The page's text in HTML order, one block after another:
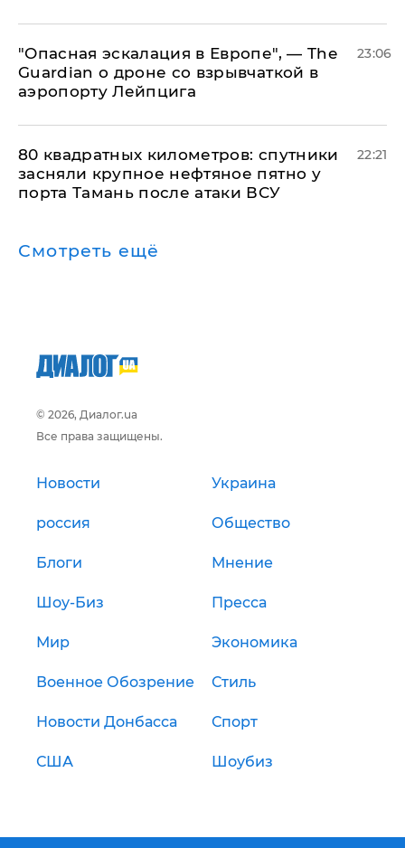
"Опасная эскалация в Европе", — The
Guardian о дроне со взрывчаткой в
аэропорту Лейпцига
23:06
80 квадратных километров: спутники
засняли крупное нефтяное пятно у
порта Тамань после атаки ВСУ
22:21
Смотреть ещё
© 2026, Диалог.ua
Все права защищены.
Новости Украина
россия Общество
Блоги Мнение
Шоу-Биз Пресса
Мир Экономика
Военное Обозрение Стиль
Новости Донбасса Спорт
США Шоубиз